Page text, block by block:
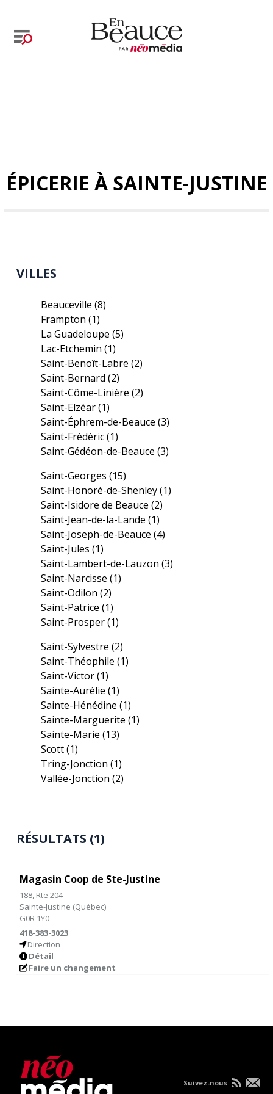
ÉPICERIE À SAINTE-JUSTINE
VILLES
Beauceville(8)
Frampton(1)
La Guadeloupe(5)
Lac-Etchemin(1)
Saint-Benoît-Labre(2)
Saint-Bernard(2)
Saint-Côme-Linière(2)
Saint-Elzéar(1)
Saint-Éphrem-de-Beauce(3)
Saint-Frédéric(1)
Saint-Gédéon-de-Beauce(3)
Saint-Georges(15)
Saint-Honoré-de-Shenley(1)
Saint-Isidore de Beauce(2)
Saint-Jean-de-la-Lande(1)
Saint-Joseph-de-Beauce(4)
Saint-Jules(1)
Saint-Lambert-de-Lauzon(3)
Saint-Narcisse(1)
Saint-Odilon(2)
Saint-Patrice(1)
Saint-Prosper(1)
Saint-Sylvestre(2)
Saint-Théophile(1)
Saint-Victor(1)
Sainte-Aurélie(1)
Sainte-Hénédine(1)
Sainte-Marguerite(1)
Sainte-Marie(13)
Scott(1)
Tring-Jonction(1)
Vallée-Jonction(2)
RÉSULTATS (1)
Magasin Coop de Ste-Justine
188, Rte 204
Sainte-Justine (Québec)
G0R 1Y0
418-383-3023
Direction
Détail
Faire un changement
Suivez-nous